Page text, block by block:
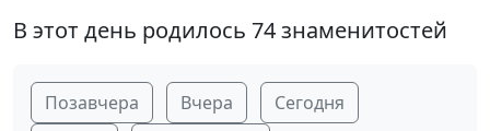
В этот день родилось 74 знаменитостей
Позавчера Вчера
Сегодня